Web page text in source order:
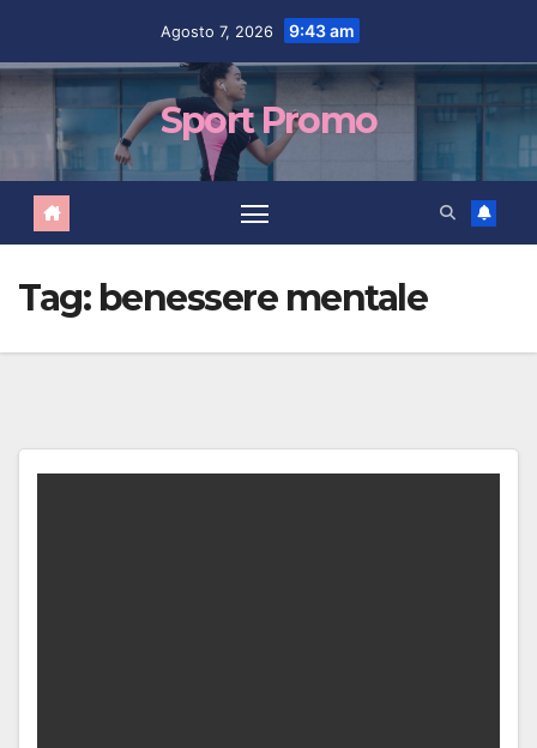
Agosto 7, 2026 9:43 am
Sport Promo
Tag: benessere mentale